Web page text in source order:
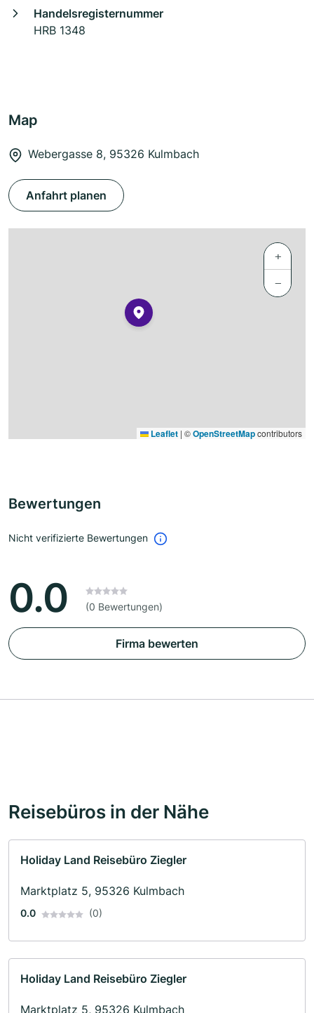
Handelsregisternummer
HRB 1348
Map
Webergasse 8, 95326 Kulmbach
Anfahrt planen
+
−
Leaflet | ©OpenStreetMapcontributors
Bewertungen
Nicht verifizierte Bewertungen
0.0 (0 Bewertungen)
Firma bewerten
Reisebüros in der Nähe
Holiday Land Reisebüro Ziegler
Marktplatz 5, 95326 Kulmbach
0.0 (0)
Holiday Land Reisebüro Ziegler
Marktplatz 5, 95326 Kulmbach